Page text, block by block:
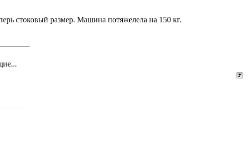
стоковый размер. Машина потяжелела на 150 кг.